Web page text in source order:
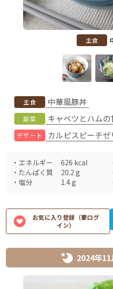
主食
主食 中華風豚丼
副菜 キャベツとハム
デザート カルピスピーチゼ
・ エネルギー 626 kcal
・ たんぱく質 20.2 g
・ 塩分 1.4g
お気に入り登録（要ログ
イン）
2024年